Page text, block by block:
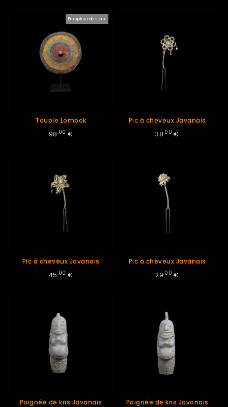
En rupture de stock
Toupie Lombok
98.00 €
Pic à cheveux Javanais
38.00 €
Pic à cheveux Javanais
45.00 €
Pic à cheveux Javanais
29.00 €
Poignée de kris Javanais
Poignée de kris Javanais